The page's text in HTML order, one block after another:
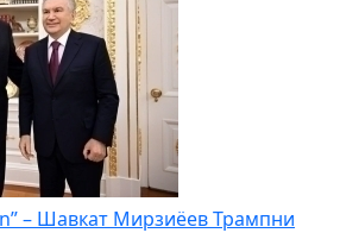
– Шавкат Мирзиёев Трампни